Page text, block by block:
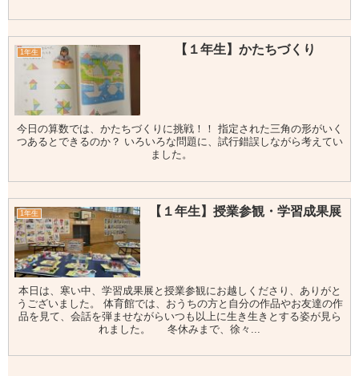
1年生 【１年生】かたちづくり
今日の算数では、かたちづくりに挑戦！！ 指定された三角の形がいく
つあるとできるのか？ いろいろな問題に、試行錯誤しながら考えてい
ました。
1年生 【１年生】授業参観・学習成果展
本日は、寒い中、学習成果展と授業参観にお越しくださり、ありがと
うございました。 体育館では、おうちの方と自分の作品やお友達の作
品を見て、会話を弾ませながらいつも以上に生き生きとする姿が見ら
れました。 冬休みまで、徐々...